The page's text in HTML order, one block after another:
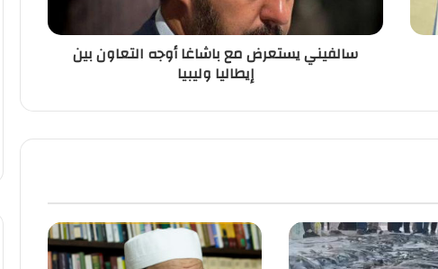
سالفيني يستعرض مع باشاغا أوجه التعاون بين
إيطاليا وليبيا